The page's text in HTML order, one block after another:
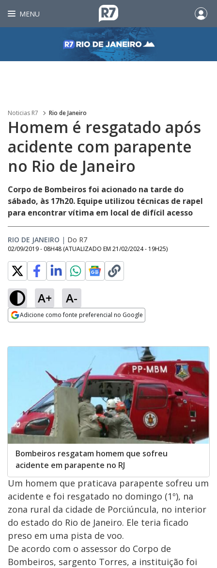
MENU
Noticias R7 Rio de Janeiro
Homem é resgatado após
acidente com parapente
no Rio de Janeiro
Corpo de Bombeiros foi acionado na tarde do
sábado, às 17h20. Equipe utilizou técnicas de rapel
para encontrar vítima em local de difícil acesso
RIO DE JANEIRO | Do R7
02/09/2019 - 08H48 (ATUALIZADO EM 21/02/2024 - 19H25)
A+ A-
Adicione como fonte preferencial no Google
Bombeiros resgatam homem que sofreu
acidente em parapente no RJ
Um homem que praticava parapente sofreu um
acidente e foi resgatado no domingo (1º), na
zona rural da cidade de Porciúncula, no interior
do estado do Rio de Janeiro. Ele teria ficado
preso em uma pista de voo.
De acordo com o assessor do Corpo de
Bombeiros, sargento Torres, a instituição foi